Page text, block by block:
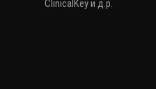
ClinicalKey и д.р.